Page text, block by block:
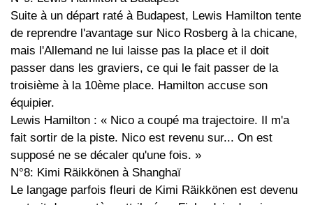
Suite à un départ raté à Budapest, Lewis Hamilton tente
de reprendre l'avantage sur Nico Rosberg à la chicane,
mais l'Allemand ne lui laisse pas la place et il doit
passer dans les graviers, ce qui le fait passer de la
troisième à la 10ème place. Hamilton accuse son
équipier.
Lewis Hamilton : « Nico a coupé ma trajectoire. Il m'a
fait sortir de la piste. Nico est revenu sur... On est
supposé ne se décaler qu'une fois. »
N°8: Kimi Räikkönen à Shanghaï
Le langage parfois fleuri de Kimi Räikkönen est devenu